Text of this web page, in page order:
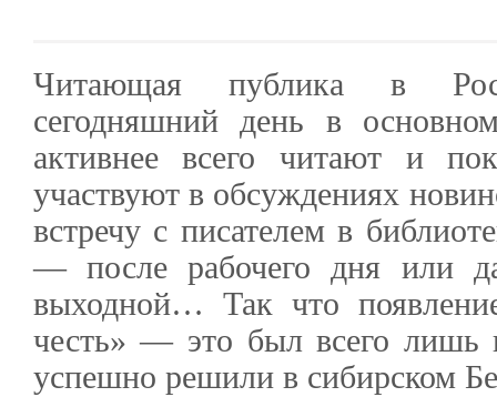
Читающая публика в
сегодняшний день в
активнее всего читают и
участвуют в обсуждениях
встречу с писателем в
— после рабочего дня или
выходной… Так что
честь» — это был всего лишь
успешно решили в сибирском